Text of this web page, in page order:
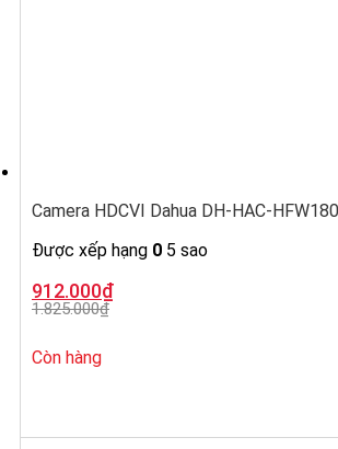
Camera HDCVI Dahua DH-HAC-
Được xếp hạng 0 5 sao
1.825.000₫
Giá
gốc
là:
912.000₫
Giá
hiện
tại
912.000₫.
Còn hàng